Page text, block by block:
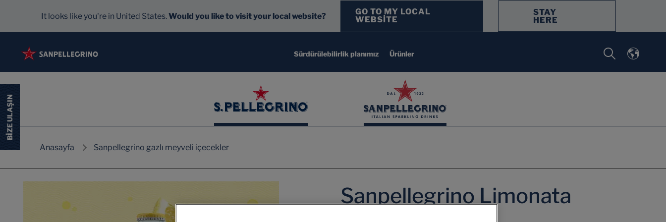
It looks like you're in United States.Would you like to visit your local website?
GO TO MY LOCAL
WEBSITE
STAY
HERE
Sürdürülebilirlik planımız Ürünler
Anasayfa Sanpellegrino gazlı meyveli içecekler
Sanpellegrino Limonata
BIZE ULAŞIN